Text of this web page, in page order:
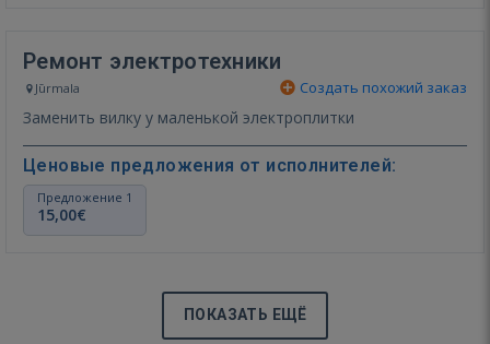
Ремонт электротехники
Jūrmala Создать похожий заказ
Заменить вилку у маленькой электроплитки
Ценовые предложения от исполнителей:
Предложение 1
15,00€
ПОКАЗАТЬ ЕЩЁ